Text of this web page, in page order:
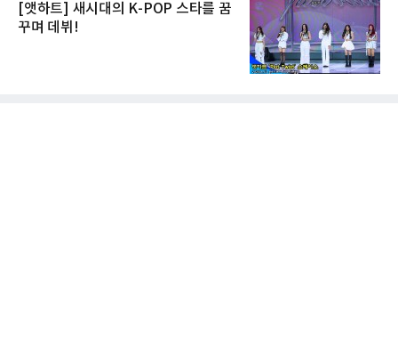
[앳하트] 새시대의 K-POP 스타를 꿈
꾸며 데뷔!